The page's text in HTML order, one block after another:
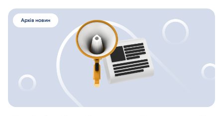
Архів новин